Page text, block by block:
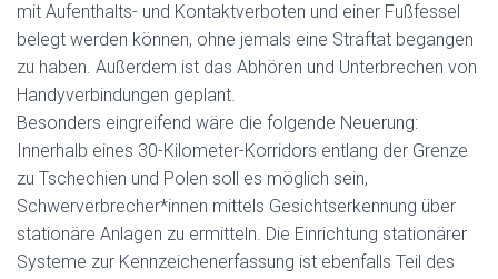
mit Aufenthalts- und Kontaktverboten und einer Fußfessel
belegt werden können, ohne jemals eine Straftat begangen
zu haben. Außerdem ist das Abhören und Unterbrechen von
Handyverbindungen geplant.
Besonders eingreifend wäre die folgende Neuerung:
Innerhalb eines 30-Kilometer-Korridors entlang der Grenze
zu Tschechien und Polen soll es möglich sein,
Schwerverbrecher*innen mittels Gesichtserkennung über
stationäre Anlagen zu ermitteln. Die Einrichtung stationärer
Systeme zur Kennzeichenerfassung ist ebenfalls Teil des